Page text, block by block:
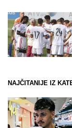
NAJČITANIJE IZ